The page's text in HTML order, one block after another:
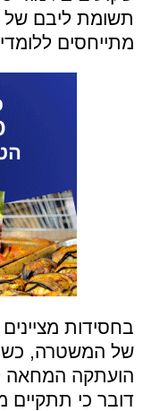
תשומת ליבם של
מתייחסים
בחסידות
של המשטרה,
הועתקה המחאה
דובר כי תתקיים